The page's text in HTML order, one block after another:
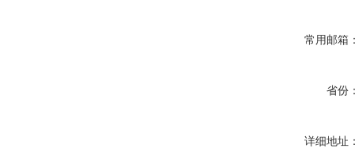
常用邮箱
省份
详细地址